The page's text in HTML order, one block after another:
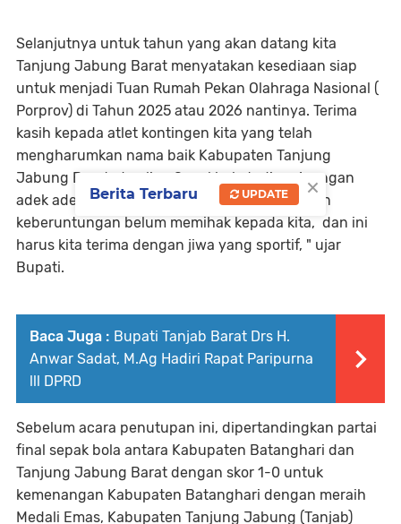
Selanjutnya untuk tahun yang akan datang kita
Tanjung Jabung Barat menyatakan kesediaan siap
untuk menjadi Tuan Rumah Pekan Olahraga Nasional (
Porprov) di Tahun 2025 atau 2026 nantinya. Terima
kasih kepada atlet kontingen kita yang telah
mengharumkan nama baik Kabupaten Tanjung
Jabung Barat. dan liga Sepakbola tadi perjuangan
adek adek kita sudah sangat luar biasa, namun
keberuntungan belum memihak kepada kita, dan ini
harus kita terima dengan jiwa yang sportif, " ujar
Bupati.
Baca Juga : Bupati Tanjab Barat Drs H.
Anwar Sadat, M.Ag Hadiri Rapat Paripurna
lll DPRD
Sebelum acara penutupan ini, dipertandingkan partai
final sepak bola antara Kabupaten Batanghari dan
Tanjung Jabung Barat dengan skor 1-0 untuk
kemenangan Kabupaten Batanghari dengan meraih
Medali Emas, Kabupaten Tanjung Jabung (Tanjab)
×
Berita Terbaru UPDATE